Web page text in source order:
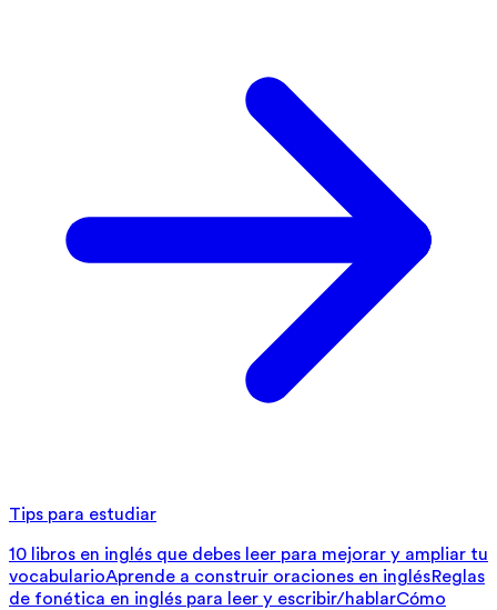
Tips para estudiar
10 libros en inglés que debes leer para mejorar y ampliar tu
vocabularioAprende a construir oraciones en inglésReglas
de fonética en inglés para leer y escribir/hablarCómo